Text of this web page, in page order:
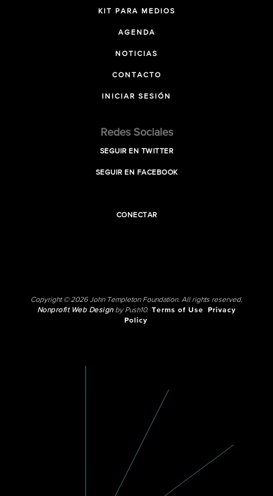
KIT PARA MEDIOS
AGENDA
NOTICIAS
CONTACTO
INICIAR SESIÓN
Redes Sociales
SEGUIR EN TWITTER
SEGUIR EN FACEBOOK
CONECTAR
Copyright © 2026 John Templeton Foundation. All rights reserved.
Nonprofit Web Designby Push10. Terms of Use
Privacy
Policy